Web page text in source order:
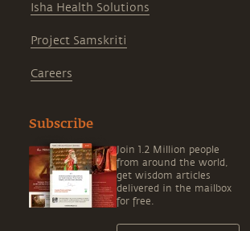
Isha Health Solutions
Project Samskriti
Careers
Subscribe
Join 1.2 Million people
from around the world,
get wisdom articles
delivered in the mailbox
for free.